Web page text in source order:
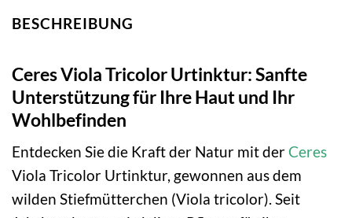
BESCHREIBUNG
Ceres Viola Tricolor Urtinktur: Sanfte
Unterstützung für Ihre Haut und Ihr
Wohlbefinden
Entdecken Sie die Kraft der Natur mit der Ceres
Viola Tricolor Urtinktur, gewonnen aus dem
wilden Stiefmütterchen (Viola tricolor). Seit